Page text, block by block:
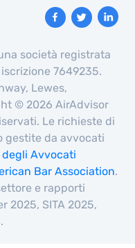
società registrata
7649235.
Lewes,
© 2026 AirAdvisor
Le richieste di
gestite da avvocati
Avvocati
Bar Association.
e rapporti
2025, SITA 2025,